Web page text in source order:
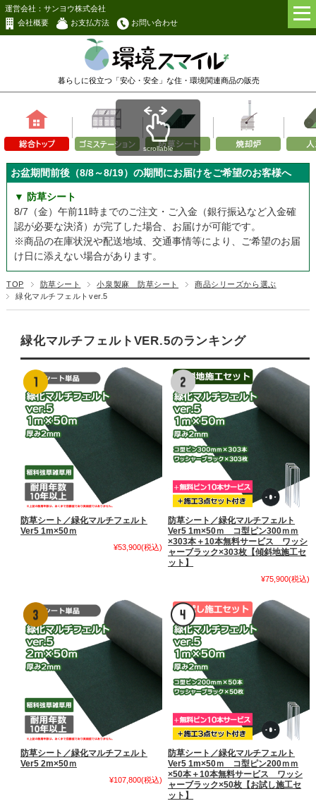
運営会社：サンヨウ株式会社
会社概要
お支払方法 お問い合わせ
暮らしに役立つ「安心・安全」な住・環境関連商品の販売
scrollable
お盆期間前後（8/8～8/19）の期間にお届けをご希望のお客様へ
▼ 防草シート
8/7（金）午前11時までのご注文・ご入金（銀行振込など入金確
認が必要な決済）が完了した場合、お届けが可能です。
※商品の在庫状況や配送地域、交通事情等により、ご希望のお届
け日に添えない場合があります。
TOP 防草シート 小泉製麻 防草シート
商品シリーズから選ぶ
緑化マルチフェルトver.5
緑化マルチフェルトVER.5のランキング
防草シート／緑化マルチフェルト
Ver5 1m×50ｍ
¥53,900(税込)
防草シート／緑化マルチフェルト
Ver5 1m×50ｍ コ型ピン300ｍｍ
×303本＋10本無料サービス ワッシ
ャーブラック×303枚【傾斜地施工セ
ット】
¥75,900(税込)
防草シート／緑化マルチフェルト
Ver5 2m×50ｍ
¥107,800(税込)
防草シート／緑化マルチフェルト
Ver5 1m×50ｍ コ型ピン200ｍｍ
×50本＋10本無料サービス ワッシ
ャーブラック×50枚【お試し施工セ
ット】